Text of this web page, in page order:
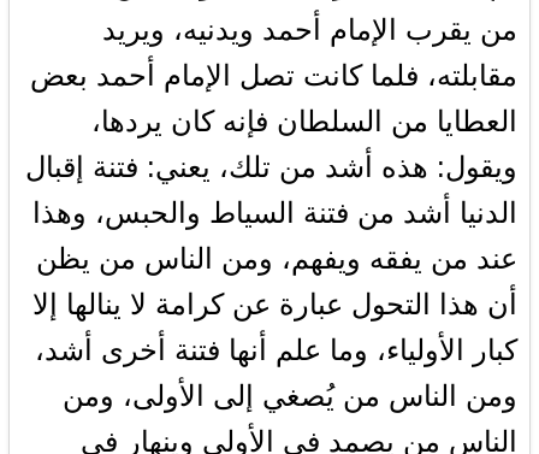
من يقرب الإمام أحمد ويدنيه، ويريد
مقابلته، فلما كانت تصل الإمام أحمد بعض
العطايا من السلطان فإنه كان يردها،
ويقول: هذه أشد من تلك، يعني: فتنة إقبال
الدنيا أشد من فتنة السياط والحبس، وهذا
عند من يفقه ويفهم، ومن الناس من يظن
أن هذا التحول عبارة عن كرامة لا ينالها إلا
كبار الأولياء، وما علم أنها فتنة أخرى أشد،
ومن الناس من يُصغي إلى الأولى، ومن
الناس من يصمد في الأولى وينهار في